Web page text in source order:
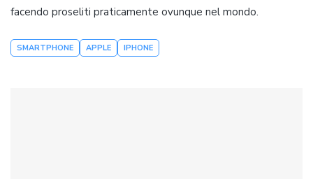
facendo proseliti praticamente ovunque nel mondo.
SMARTPHONE APPLE IPHONE